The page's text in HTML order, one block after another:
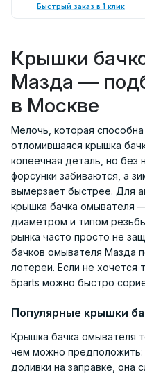
Быстрый заказ в 1 клик
Крышки
Мазда —
в Москве
Мелочь, которая
отломившаяся крышка
копеечная деталь, но без
форсунки забиваются, а
вымерзает быстрее. Для
крышка бачка омывателя
диаметром и типом
рынка часто просто не
бачков омывателя Мазда
лотереи. Если не хочется
5parts можно быстро
Популярные крышки
Крышка бачка омывателя
чем можно предположить:
доливки на заправке, она